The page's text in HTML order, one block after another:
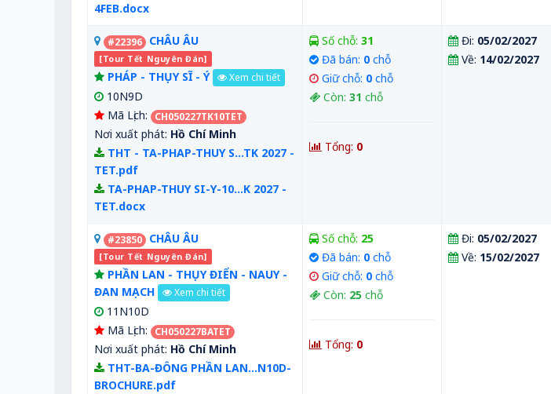
4FEB.docx
#22396 CHÂU ÂU
[Tour Tết Nguyên Đán]
PHÁP - THỤY SĨ - Ý Xem chi tiết
10N9D
Mã Lịch:
CH050227TK10TET
Nơi xuất phát: Hồ Chí Minh
THT - TA-PHAP-THUY S...TK 2027 -
TET.pdf
TA-PHAP-THUY SI-Y-10...K 2027 -
TET.docx
Số chỗ: 31
Đã bán: 0 chỗ
Giữ chỗ: 0 chỗ
Còn: 31 chỗ
Tổng: 0
Đi: 05/02/2027
Về: 14/02/2027
#23850 CHÂU ÂU
[Tour Tết Nguyên Đán]
PHẦN LAN - THỤY ĐIỂN - NAUY -
ĐAN MẠCH
Xem chi tiết
11N10D
Mã Lịch:
CH050227BATET
Nơi xuất phát: Hồ Chí Minh
THT-BA-ĐÔNG PHẦN LAN...N10D-
BROCHURE.pdf
Số chỗ: 25
Đã bán: 0 chỗ
Giữ chỗ: 0 chỗ
Còn: 25 chỗ
Tổng: 0
Đi: 05/02/2027
Về: 15/02/2027